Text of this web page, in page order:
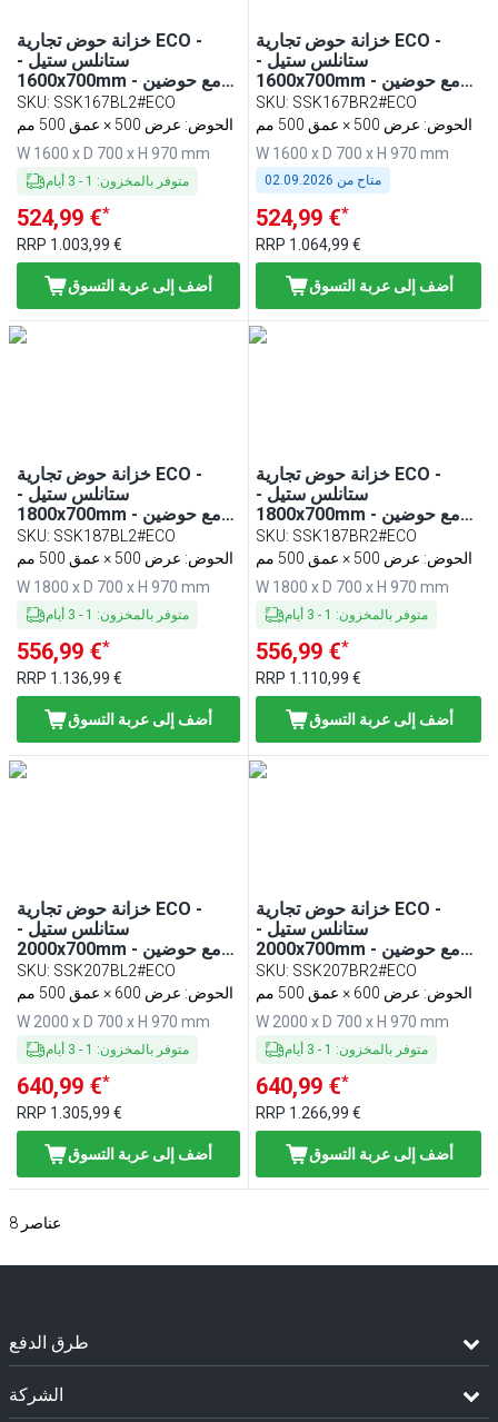
خزانة حوض تجارية ECO -
ستانلس ستيل -
1600x700mm - مع حوضين
يسار
SKU: SSK167BL2#ECO
الحوض: عرض 500 × عمق 500 مم
W 1600 x D 700 x H 970 mm
متوفر بالمخزون:
1
-
3 أيام
524,99 €*
RRP 1.003,99 €
أضف إلى عربة التسوق
خزانة حوض تجارية ECO -
ستانلس ستيل -
1600x700mm - مع حوضين
يمين
SKU: SSK167BR2#ECO
الحوض: عرض 500 × عمق 500 مم
W 1600 x D 700 x H 970 mm
متاح من 02.09.2026
524,99 €*
RRP 1.064,99 €
أضف إلى عربة التسوق
خزانة حوض تجارية ECO -
ستانلس ستيل -
1800x700mm - مع حوضين
يسار
SKU: SSK187BL2#ECO
الحوض: عرض 500 × عمق 500 مم
W 1800 x D 700 x H 970 mm
متوفر بالمخزون:
1
-
3 أيام
556,99 €*
RRP 1.136,99 €
أضف إلى عربة التسوق
خزانة حوض تجارية ECO -
ستانلس ستيل -
1800x700mm - مع حوضين
يمين
SKU: SSK187BR2#ECO
الحوض: عرض 500 × عمق 500 مم
W 1800 x D 700 x H 970 mm
متوفر بالمخزون:
1
-
3 أيام
556,99 €*
RRP 1.110,99 €
أضف إلى عربة التسوق
خزانة حوض تجارية ECO -
ستانلس ستيل -
2000x700mm - مع حوضين
يسار
SKU: SSK207BL2#ECO
الحوض: عرض 600 × عمق 500 مم
W 2000 x D 700 x H 970 mm
متوفر بالمخزون:
1
-
3 أيام
640,99 €*
RRP 1.305,99 €
أضف إلى عربة التسوق
خزانة حوض تجارية ECO -
ستانلس ستيل -
2000x700mm - مع حوضين
يمين
SKU: SSK207BR2#ECO
الحوض: عرض 600 × عمق 500 مم
W 2000 x D 700 x H 970 mm
متوفر بالمخزون:
1
-
3 أيام
640,99 €*
RRP 1.266,99 €
أضف إلى عربة التسوق
8 عناصر
طرق الدفع
الشركة